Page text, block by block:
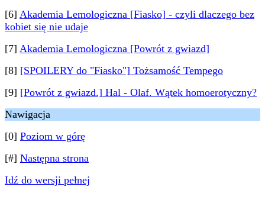
[6] Akademia Lemologiczna [Fiasko] - czyli dlaczego bez
kobiet się nie udaje
[7] Akademia Lemologiczna [Powrót z gwiazd]
[8] [SPOILERY do "Fiasko"] Tożsamość Tempego
[9] [Powrót z gwiazd.] Hal - Olaf. Wątek homoerotyczny?
Nawigacja
[0] Poziom w górę
[#] Następna strona
Idź do wersji pełnej